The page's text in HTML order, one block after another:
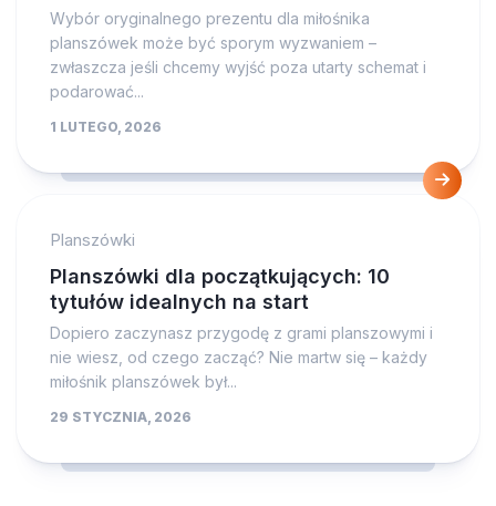
Wybór oryginalnego prezentu dla miłośnika
planszówek może być sporym wyzwaniem –
zwłaszcza jeśli chcemy wyjść poza utarty schemat i
podarować...
1 LUTEGO, 2026
Planszówki
Planszówki dla początkujących: 10
tytułów idealnych na start
Dopiero zaczynasz przygodę z grami planszowymi i
nie wiesz, od czego zacząć? Nie martw się – każdy
miłośnik planszówek był...
29 STYCZNIA, 2026